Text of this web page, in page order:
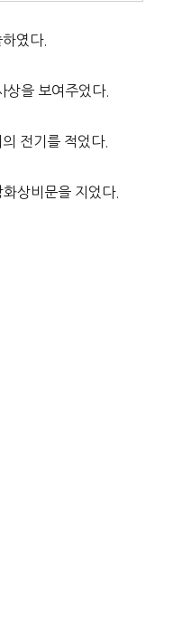
였다.
을 보여주었다.
전기를 적었다.
상비문을 지었다.